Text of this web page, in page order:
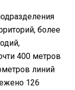
более
400 метров
линий
126